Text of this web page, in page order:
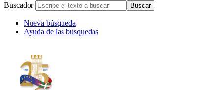
Buscador Buscar
Nueva búsqueda
Ayuda de las búsquedas